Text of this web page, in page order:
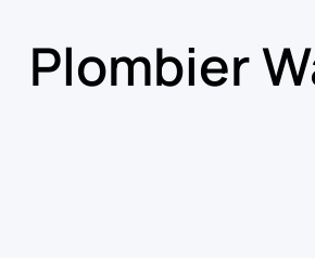
Plombier